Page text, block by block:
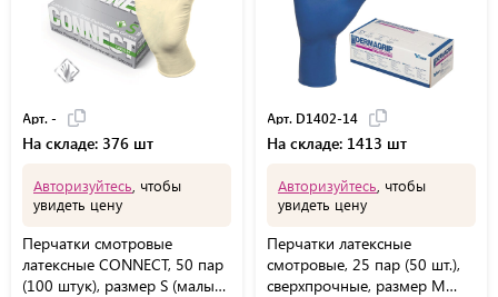
Арт. -
На складе: 376 шт
Авторизуйтесь , чтобы
увидеть цену
Перчатки смотровые
латексные CONNECT, 50 пар
(100 штук), размер S (малые),
Арт. D1402-14
На складе: 1413 шт
Авторизуйтесь , чтобы
увидеть цену
Перчатки латексные
смотровые, 25 пар (50 шт.),
сверхпрочные, размер M